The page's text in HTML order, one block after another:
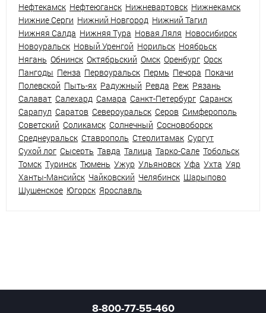
Нефтекамск Нефтеюганск Нижневартовск Нижнекамск
Нижние Серги Нижний Новгород Нижний Тагил
Нижняя Салда Нижняя Тура Новая Ляля Новосибирск
Новоуральск Новый Уренгой Норильск Ноябрьск
Нягань Обнинск Октябрьский Омск Оренбург Орск
Пангоды Пенза Первоуральск Пермь Печора Покачи
Полевской Пыть-ях Радужный Ревда Реж Рязань
Салават Салехард Самара Санкт-Петербург Саранск
Сарапул Саратов Североуральск Серов Симферополь
Советский Соликамск Солнечный Сосновоборск
Среднеуральск Ставрополь Стерлитамак Сургут
Сухой лог Сысерть Тавда Талица Тарко-Сале Тобольск
Томск Туринск Тюмень Ужур Ульяновск Уфа Ухта Уяр
Ханты-Мансийск Чайковский Челябинск Шарыпово
Шушенское Югорск Ярославль
8-800-77-55-460